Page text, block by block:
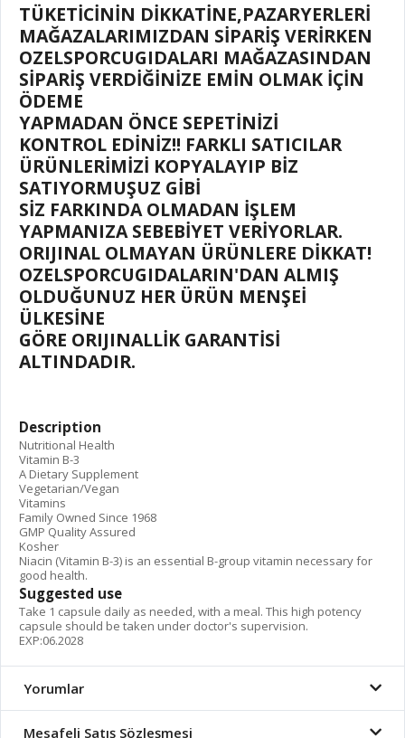
TÜKETİCİNİN DİKKATİNE,PAZARYERLERİ
MAĞAZALARIMIZDAN SİPARİŞ VERİRKEN
OZELSPORCUGIDALARI MAĞAZASINDAN
SİPARİŞ VERDİĞİNİZE EMİN OLMAK İÇİN
ÖDEME
YAPMADAN ÖNCE SEPETİNİZİ
KONTROL EDİNİZ!! FARKLI SATICILAR
ÜRÜNLERİMİZİ KOPYALAYIP BİZ
SATIYORMUŞUZ GİBİ
SİZ FARKINDA OLMADAN İŞLEM
YAPMANIZA SEBEBİYET VERİYORLAR.
ORIJINAL OLMAYAN ÜRÜNLERE DİKKAT!
OZELSPORCUGIDALARIN'DAN ALMIŞ
OLDUĞUNUZ HER ÜRÜN MENŞEİ
ÜLKESİNE
GÖRE ORIJINALLİK GARANTİSİ
ALTINDADIR.
Description
Nutritional Health
Vitamin B-3
A Dietary Supplement
Vegetarian/Vegan
Vitamins
Family Owned Since 1968
GMP Quality Assured
Kosher
Niacin (Vitamin B-3) is an essential B-group vitamin necessary for
good health.
Suggested use
Take 1 capsule daily as needed, with a meal. This high potency
capsule should be taken under doctor's supervision.
EXP:06.2028
Yorumlar
Mesafeli Satış Sözleşmesi